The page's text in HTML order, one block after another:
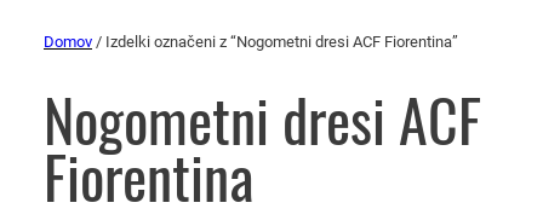
Domov / Izdelki označeni z “Nogometni dresi ACF Fiorentina”
Nogometni dresi ACF
Fiorentina